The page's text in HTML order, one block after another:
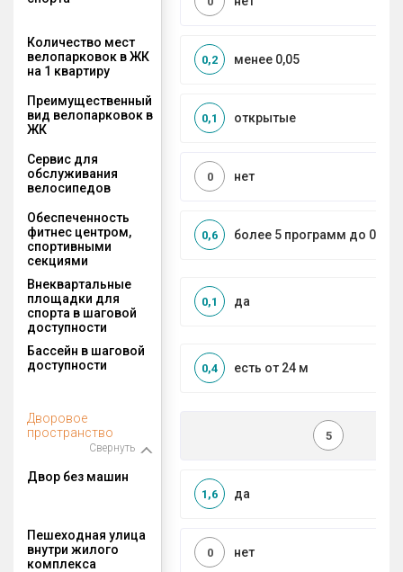
Количество мест
велопарковок в ЖК
на 1 квартиру
менее 0,05
0,2
Преимущественный
вид велопарковок в
ЖК
открытые
0,1
Сервис для
обслуживания
велосипедов
нет
0
Обеспеченность
фитнес центром,
спортивными
секциями
более 5 программ до 0,5
0,6
Внеквартальные
площадки для
спорта в шаговой
доступности
да
0,1
Бассейн в шаговой
доступности
есть от 24 м
0,4
Дворовое
пространство
Свернуть
5
Двор без машин
да
1,6
Пешеходная улица
внутри жилого
комплекса
нет
0